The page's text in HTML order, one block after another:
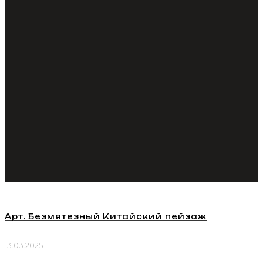
Арт. Безмятезный Китайский пейзаж
13.03.2025